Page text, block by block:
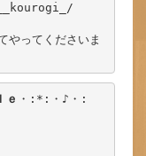
やってくださいま
ｅ ・:*:・♪・: